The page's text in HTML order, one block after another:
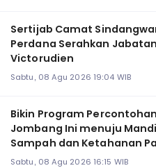
Sertijab Camat
Perdana Serahkan
Victorudien
Sabtu, 08 Agu 2026 19:04 WIB
Bikin Program
Jombang Ini menuju
Sampah dan Ketahanan
Sabtu, 08 Agu 2026 16:15 WIB